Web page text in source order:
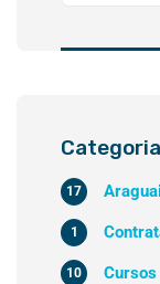
17
1
Cursos
10